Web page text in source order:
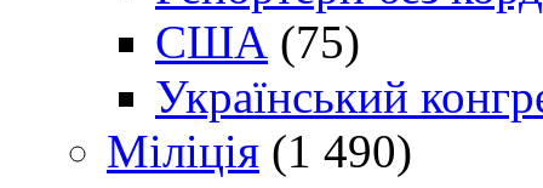
США (75)
Український
Міліція (1 490)